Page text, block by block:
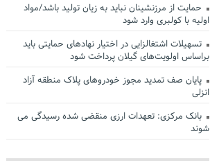
حمایت از مرزنشینان نباید به زیان تولید باشد/مواد
اولیه با کولبری وارد شود
تسهیلات اشتغالزایی در اختیار نهادهای حمایتی باید
براساس اولویت‌های گیلان پرداخت شود
پایان صف تمدید مجوز خودروهای پلاک منطقه آزاد
انزلی
بانک مرکزی: تعهدات ارزی منقضی شده رسیدگی می
شوند